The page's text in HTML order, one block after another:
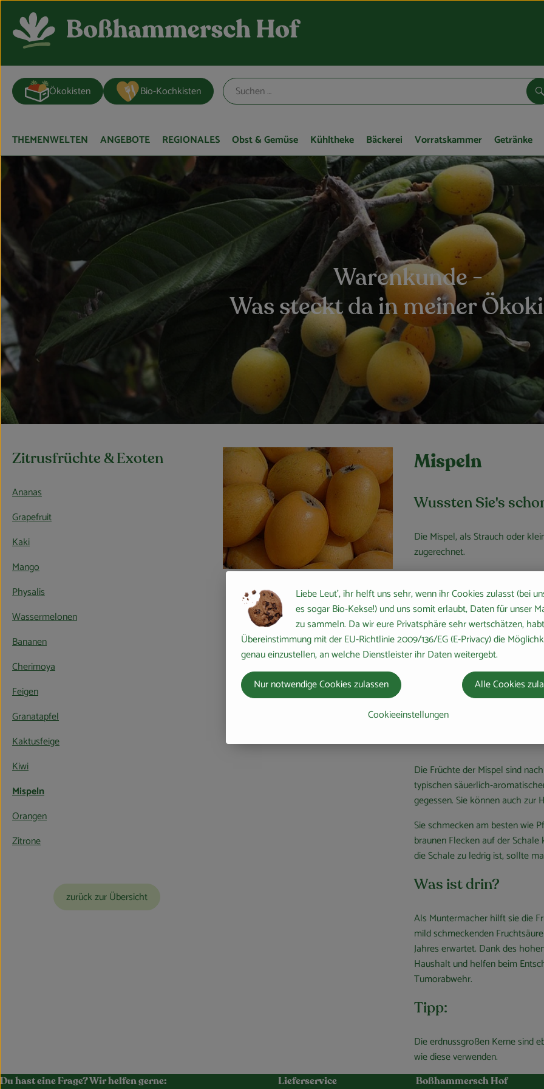
Ökokisten Bio-Kochkisten
THEMENWELTEN ANGEBOTE REGIONALES Obst & Gemüse Kühltheke Bäckerei Vorratskammer Getränke
Warenkunde -
Was steckt da in meiner
Zitrusfrüchte & Exoten
Ananas
Grapefruit
Kaki
Mango
Physalis
Wassermelonen
Bananen
Cherimoya
Feigen
Granatapfel
Kaktusfeige
Kiwi
Mispeln
Orangen
Zitrone
zurück zur Übersicht
Mispeln
Wussten Sie's
Die Mispel, als Strauch oder
zugerechnet.
Sie kommt ursprünglich aus
Kleinasiens und Persiens
Wie sieht's aus?
Die ausgereiften Früchte sind
einer Zwetschge bis zu einer
Die Früchte der Mispel sind
typischen säuerlich-
gegessen. Sie können auch zur
Sie schmecken am besten wie
braunen Flecken auf der
die Schale zu ledrig ist, sollte
Was ist drin?
Als Muntermacher hilft sie die
mild schmeckenden
Jahres erwartet. Dank des
Haushalt und helfen beim
Tumorabwehr.
Tipp:
Die erdnussgroßen Kerne sind
wie diese verwenden.
Du hast eine Frage? Wir helfen gerne: Lieferservice Boßhammersch Hof
Liebe Leut', ihr helft uns sehr, wenn ihr Cookies zulasst (bei
es sogar Bio-Kekse!) und uns somit erlaubt, Daten für unser
zu sammeln. Da wir eure Privatsphäre sehr wertschätzen,
Übereinstimmung mit der EU-Richtlinie 2009/136/EG (E-Privacy) die
genau einzustellen, an welche Dienstleister ihr Daten weitergebt.
Cookieeinstellungen
Nur notwendige Cookies zulassen Alle Cookies